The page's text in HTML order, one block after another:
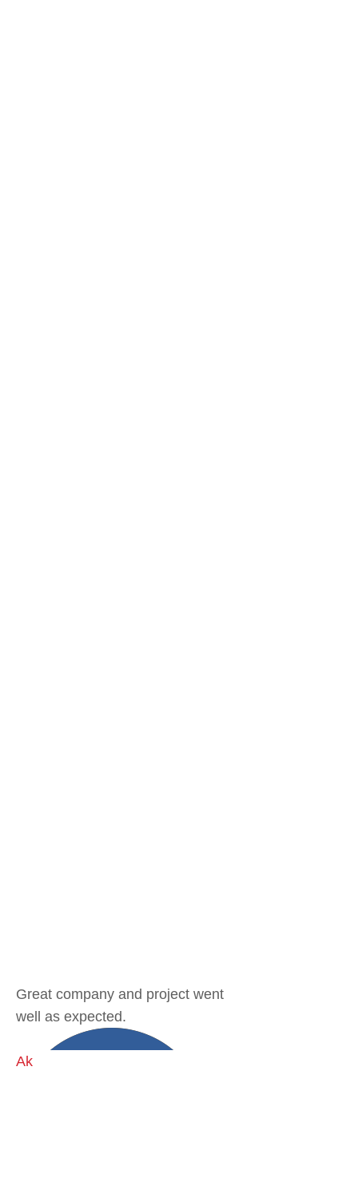
Great company and project went
well as expected.
Ak